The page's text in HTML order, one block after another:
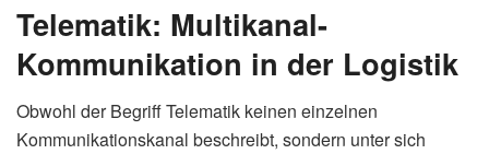
Telematik: Multikanal-
Kommunikation in der Logistik
Obwohl der Begriff Telematik keinen einzelnen
Kommunikationskanal beschreibt, sondern unter sich